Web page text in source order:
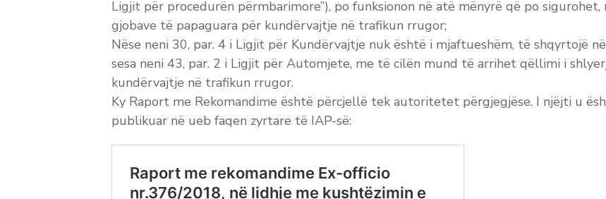
Ligjit për procedurën përmbarimore”), po funksionon në atë mënyrë që po
gjobave të papaguara për kundërvajtje në trafikun rrugor;
Nëse neni 30, par. 4 i Ligjit për Kundërvajtje nuk është i mjaftueshëm, të shqyrtojë
sesa neni 43, par. 2 i Ligjit për Automjete, me të cilën mund të arrihet qëllimi i
kundërvajtje në trafikun rrugor.
Ky Raport me Rekomandime është përcjellë tek autoritetet përgjegjëse. I njëjti u
publikuar në ueb faqen zyrtare të IAP-së: